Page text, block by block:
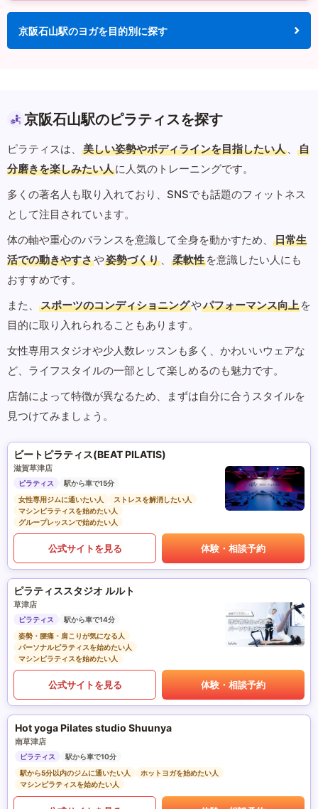
京阪石山駅のヨガを目的別に探す
京阪石山駅のピラティスを探す
ピラティスは、 美しい姿勢やボディラインを目指したい人 、
自
分磨きを楽しみたい人に人気のトレーニングです。
多くの著名人も取り入れており、SNSでも話題のフィットネス
として注目されています。
体の軸や重心のバランスを意識して全身を動かすため、
日常生
活での動きやすさや姿勢づくり 、 柔軟性 を意識したい人にも
おすすめです。
また、
スポーツのコンディショニングやパフォーマンス向上 を
目的に取り入れられることもあります。
女性専用スタジオや少人数レッスンも多く、かわいいウェアな
ど、ライフスタイルの一部として楽しめるのも魅力です。
店舗によって特徴が異なるため、まずは自分に合うスタイルを
見つけてみましょう。
ビートピラティス(BEAT PILATIS)
滋賀草津店
ピラティス
駅から車で15分
女性専用ジムに通いたい人
ストレスを解消したい人
マシンピラティスを始めたい人
グループレッスンで始めたい人
公式サイトを見る 体験・相談予約
ピラティススタジオ ルルト
草津店
ピラティス
駅から車で14分
姿勢・腰痛・肩こりが気になる人
パーソナルピラティスを始めたい人
マシンピラティスを始めたい人
公式サイトを見る 体験・相談予約
Hot yoga Pilates studio Shuunya
南草津店
ピラティス
駅から車で10分
駅から5分以内のジムに通いたい人
ホットヨガを始めたい人
マシンピラティスを始めたい人